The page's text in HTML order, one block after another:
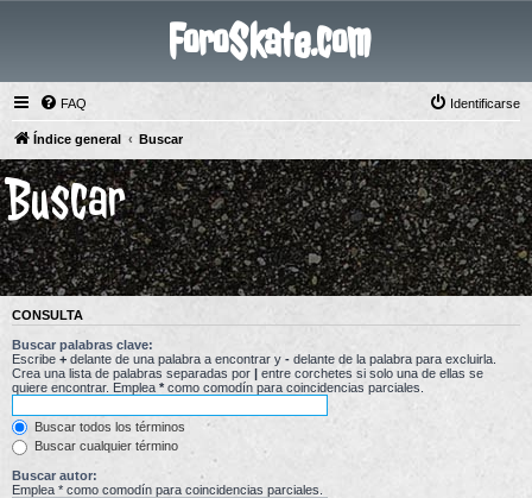
ForoSkate.com
FAQ Identificarse
Índice general Buscar
Buscar
CONSULTA
Buscar palabras clave:
Escribe + delante de una palabra a encontrar y - delante de la palabra para excluirla.
Crea una lista de palabras separadas por | entre corchetes si solo una de ellas se
quiere encontrar. Emplea * como comodín para coincidencias parciales.
Buscar todos los términos
Buscar cualquier término
Buscar autor:
Emplea * como comodín para coincidencias parciales.